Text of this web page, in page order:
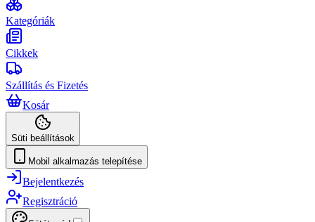
Kategóriák
Cikkek
Szállítás és Fizetés
Kosár
Süti beállítások
Mobil alkalmazás telepítése
Bejelentkezés
Regisztráció